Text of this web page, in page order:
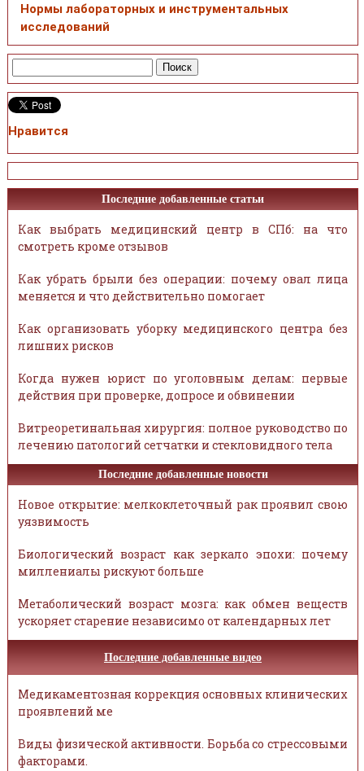
Нормы лабораторных и инструментальных
исследований
Нравится
Последние добавленные статьи
Как выбрать медицинский центр в СПб: на что
смотреть кроме отзывов
Как убрать брыли без операции: почему овал лица
меняется и что действительно помогает
Как организовать уборку медицинского центра без
лишних рисков
Когда нужен юрист по уголовным делам: первые
действия при проверке, допросе и обвинении
Витреоретинальная хирургия: полное руководство по
лечению патологий сетчатки и стекловидного тела
Последние добавленные новости
Новое открытие: мелкоклеточный рак проявил свою
уязвимость
Биологический возраст как зеркало эпохи: почему
миллениалы рискуют больше
Метаболический возраст мозга: как обмен веществ
ускоряет старение независимо от календарных лет
Последние добавленные видео
Медикаментозная коррекция основных клинических
проявлений ме
Виды физической активности. Борьба со стрессовыми
факторами.